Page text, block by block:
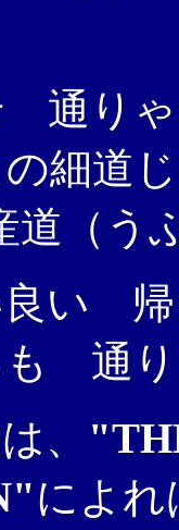
通り
細道
道（う
良い 帰
も 通
、
によ